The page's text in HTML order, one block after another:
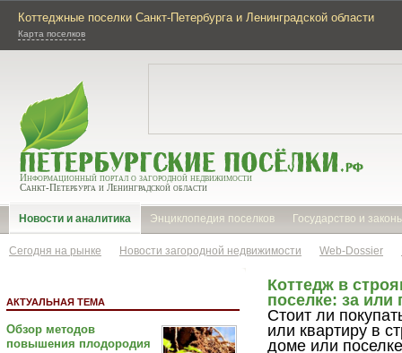
Коттеджные поселки Санкт-Петербурга и Ленинградской области
Карта поселков
Информационный портал о загородной недвижимости
Санкт-Петербурга и Ленинградской области
Новости и аналитика Энциклопедия поселков Государство и
Сегодня на рынке Новости загородной недвижимости Web-Dossier
Коттедж в
поселке: за или
Стоит ли
или квартиру в
доме или
АКТУАЛЬНАЯ ТЕМА
Обзор методов
повышения плодородия